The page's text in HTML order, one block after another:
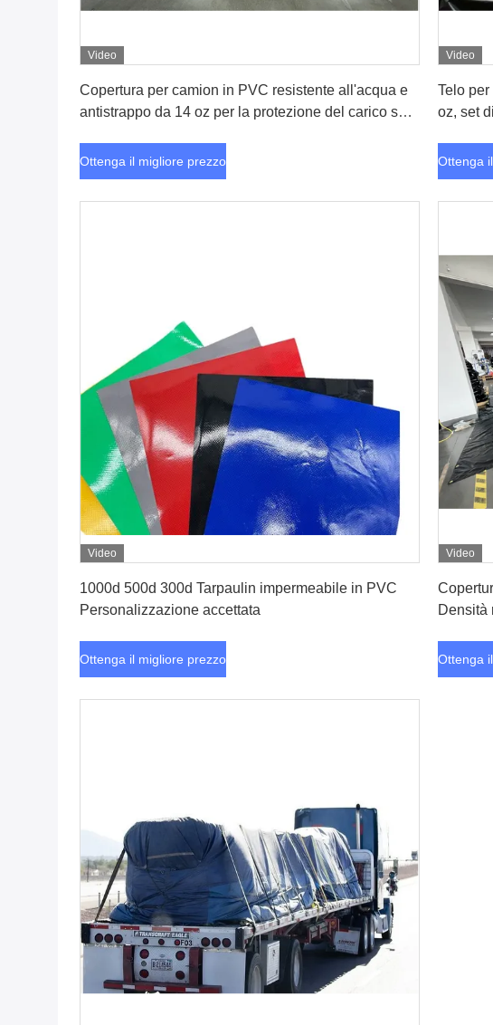
Video
Copertura per camion in PVC resistente all'acqua e
antistrappo da 14 oz per la protezione del carico su
Ottenga il migliore prezzo
Video
Telo
oz, set
a pianale
Ottenga
Video
1000d 500d 300d Tarpaulin impermeabile in PVC
Personalizzazione accettata
Ottenga il migliore prezzo
Video
Densità
Ottenga